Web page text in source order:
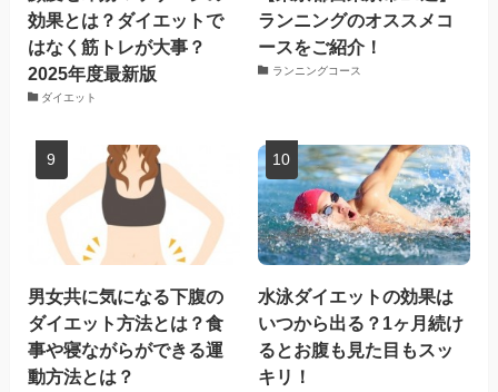
効果とは？ダイエットで
はなく筋トレが大事？
2025年度最新版
ダイエット
ランニングのオススメコ
ースをご紹介！
ランニングコース
男女共に気になる下腹の
ダイエット方法とは？食
事や寝ながらができる運
動方法とは？
水泳ダイエットの効果は
いつから出る？1ヶ月続け
るとお腹も見た目もスッ
キリ！